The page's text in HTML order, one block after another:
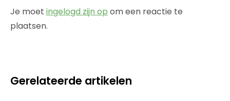
Je moet ingelogd zijn op om een reactie te
plaatsen.
Gerelateerde artikelen